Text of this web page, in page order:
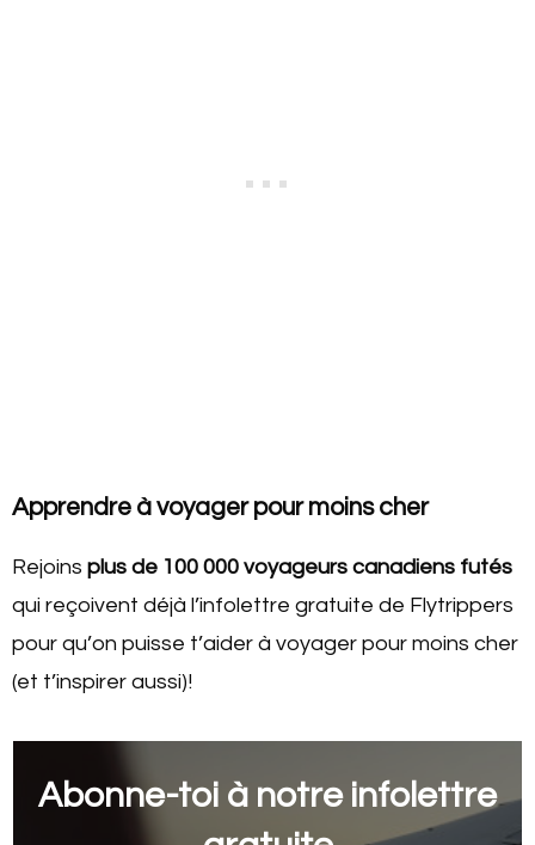
Apprendre à voyager pour moins cher
Rejoins plus de 100 000 voyageurs canadiens futés
qui reçoivent déjà l’infolettre gratuite de Flytrippers
pour qu’on puisse t’aider à voyager pour moins cher
(et t’inspirer aussi)!
Abonne-toi à notre infolettre